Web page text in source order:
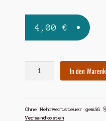
4,00 €
Menge
In den
Ohne Mehrwertsteuer gemäß
Versandkosten